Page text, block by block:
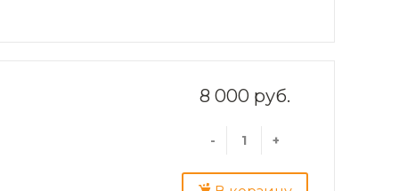
8 000 руб.
- +